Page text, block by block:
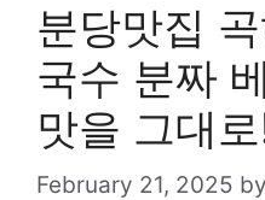
분당맛집
국수 분짜
맛을 그대
February 21, 2025 by